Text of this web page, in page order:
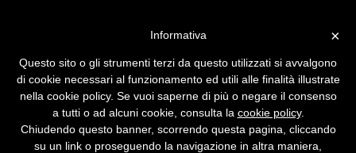
Vantaggi e conseguenze sull'intelligenza dei
veicoli. Perché? Why? Warum? (parte 2 di 4)
×
Informativa
Questo sito o gli strumenti terzi da questo utilizzati si avvalgono
di cookie necessari al funzionamento ed utili alle finalità illustrate
nella cookie policy. Se vuoi saperne di più o negare il consenso
a tutti o ad alcuni cookie, consulta la cookie policy.
Chiudendo questo banner, scorrendo questa pagina, cliccando
su un link o proseguendo la navigazione in altra maniera,